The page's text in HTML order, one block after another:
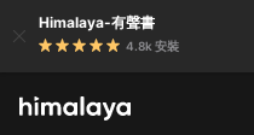
Himalaya-有聲書
4.8k 安裝